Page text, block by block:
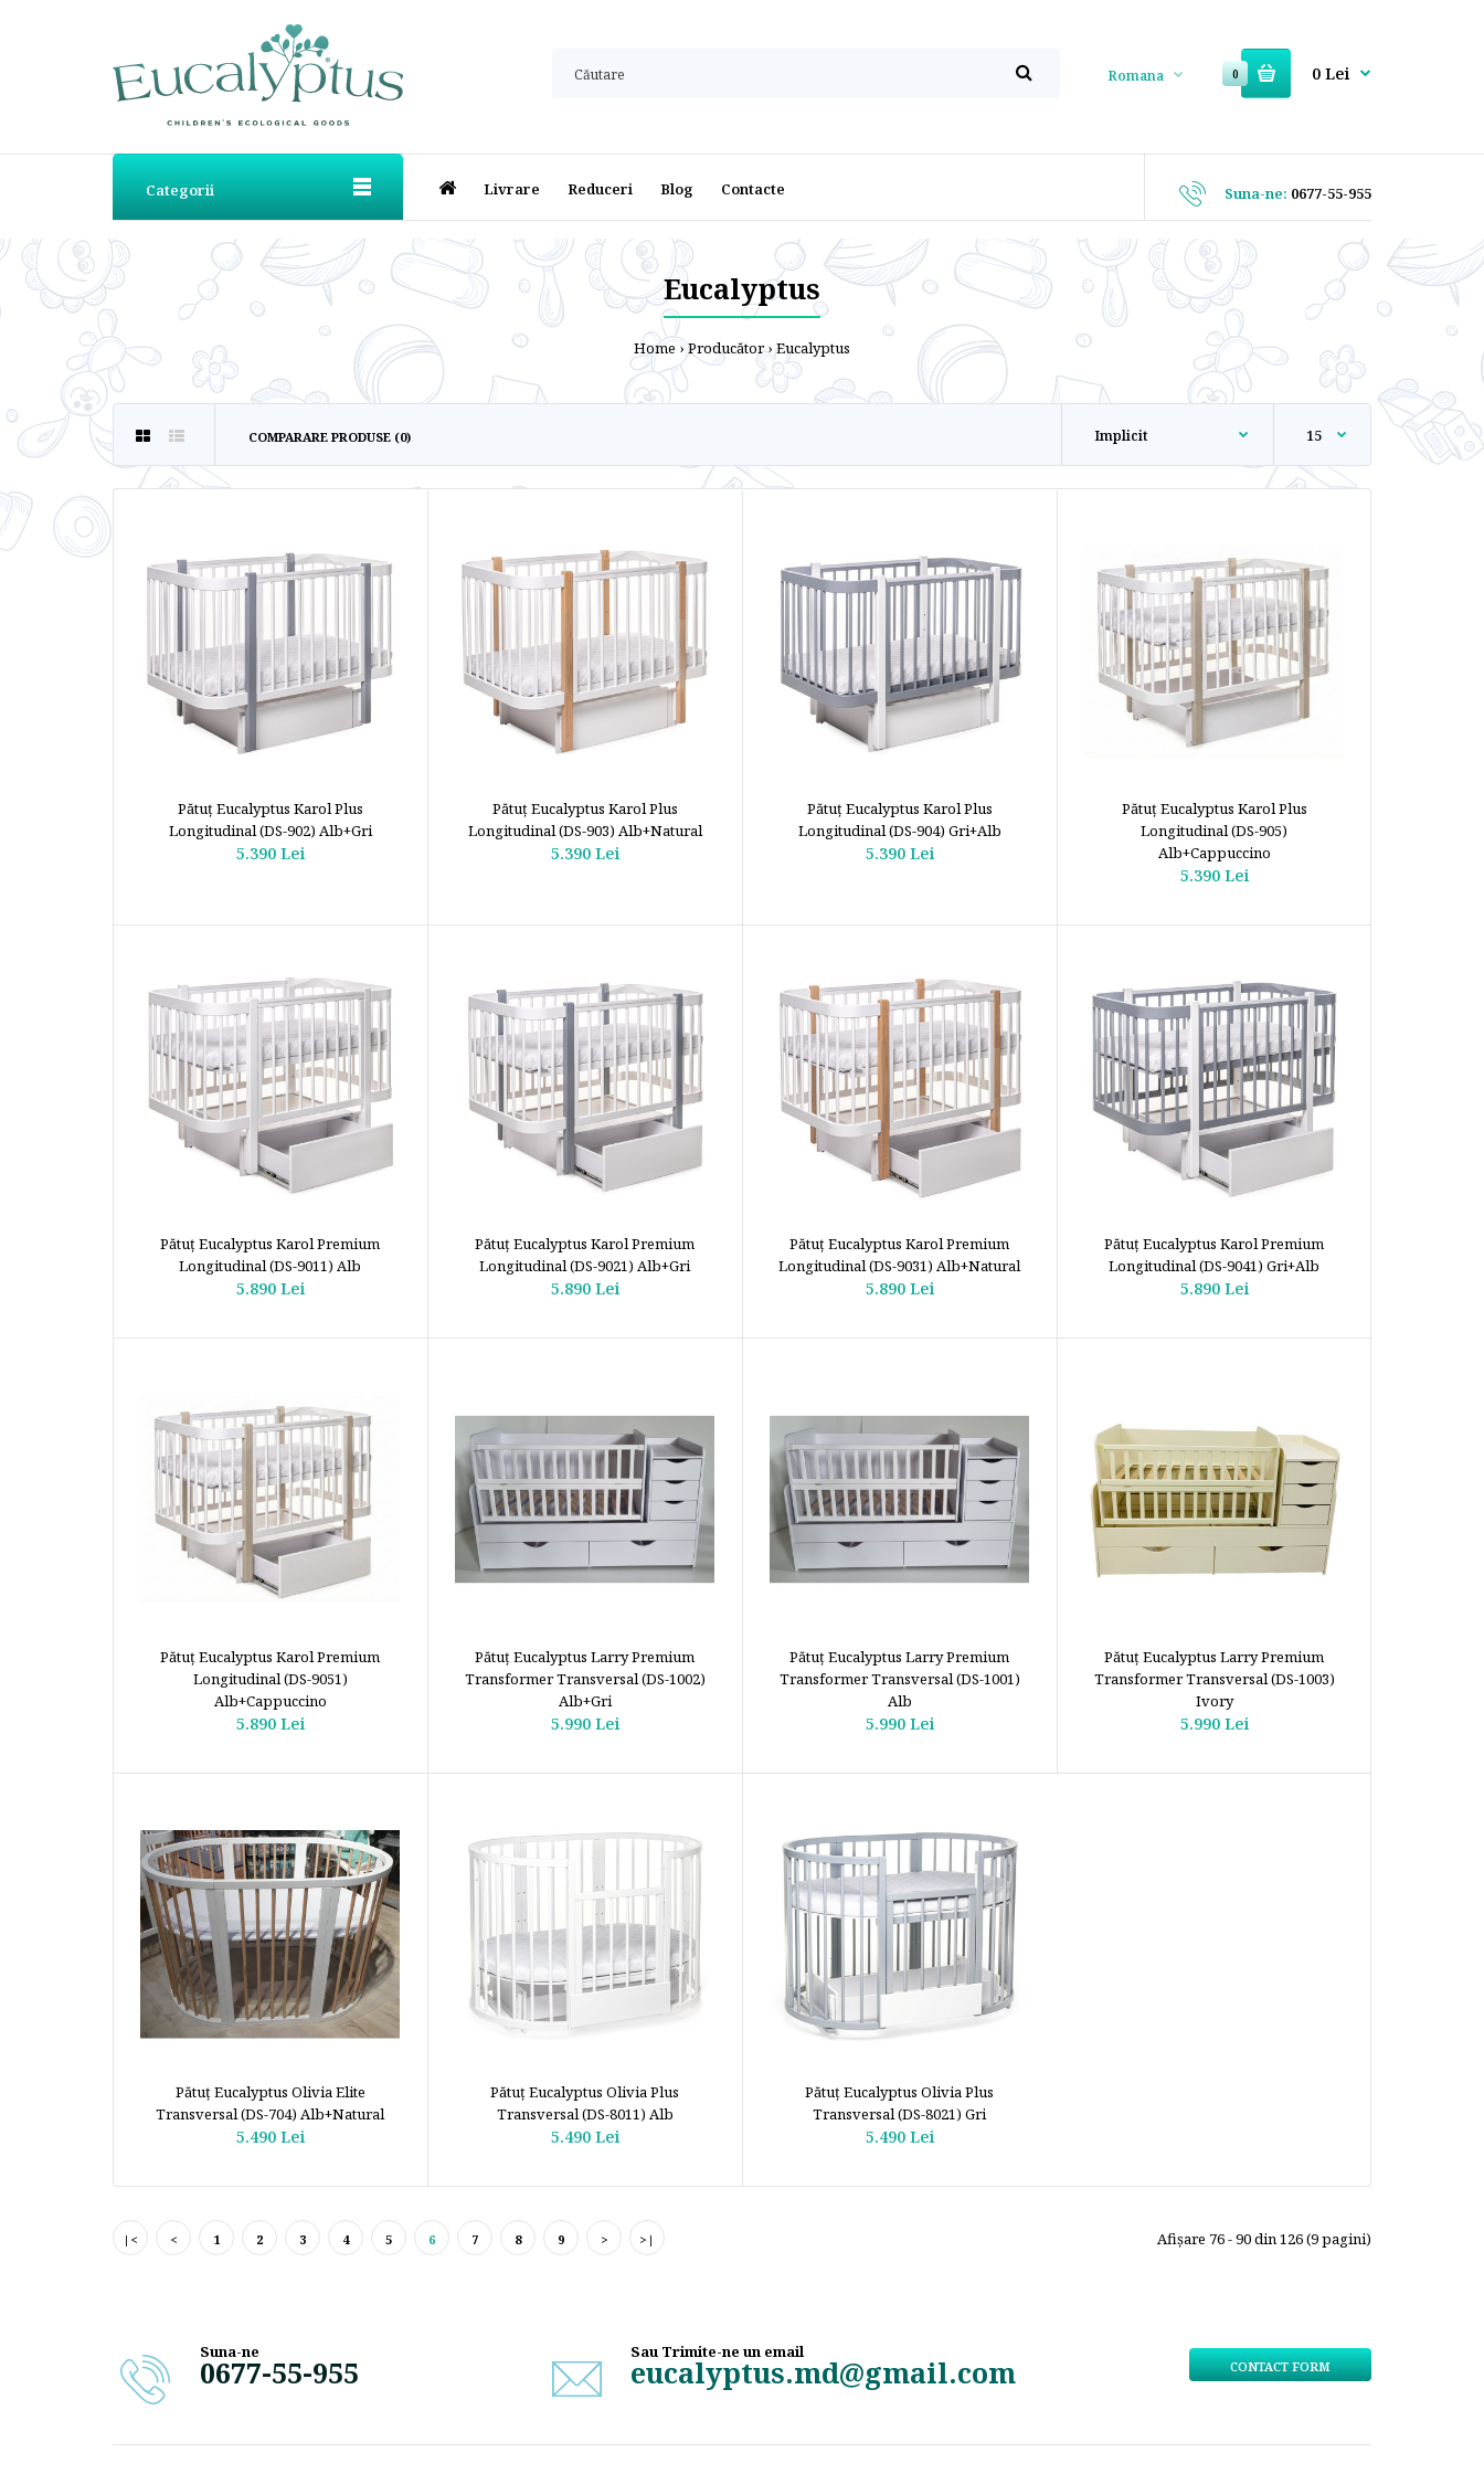
Romana 0 0 Lei
Categorii Livrare Reduceri Blog Contacte Suna-ne: 0677-55-955
Eucalyptus
Home Producător Eucalyptus
COMPARARE PRODUSE (0)
Pătuţ Eucalyptus Karol Plus
Longitudinal (DS-902) Alb+Gri
5.390 Lei
Pătuţ Eucalyptus Karol Plus
Longitudinal (DS-903) Alb+Natural
5.390 Lei
Pătuţ Eucalyptus Karol Plus
Longitudinal (DS-904) Gri+Alb
5.390 Lei
Pătuţ Eucalyptus Karol Plus
Longitudinal (DS-905)
Alb+Cappuccino
5.390 Lei
Pătuţ Eucalyptus Karol Premium
Longitudinal (DS-9011) Alb
5.890 Lei
Pătuţ Eucalyptus Karol Premium
Longitudinal (DS-9021) Alb+Gri
5.890 Lei
Pătuţ Eucalyptus Karol Premium
Longitudinal (DS-9031) Alb+Natural
5.890 Lei
Pătuţ Eucalyptus Karol Premium
Longitudinal (DS-9041) Gri+Alb
5.890 Lei
Pătuţ Eucalyptus Karol Premium
Longitudinal (DS-9051)
Alb+Cappuccino
5.890 Lei
Pătuţ Eucalyptus Larry Premium
Transformer Transversal (DS-1002)
Alb+Gri
5.990 Lei
Pătuţ Eucalyptus Larry Premium
Transformer Transversal (DS-1001)
Alb
5.990 Lei
Pătuţ Eucalyptus Larry Premium
Transformer Transversal (DS-1003)
Ivory
5.990 Lei
Pătuţ Eucalyptus Olivia Elite
Transversal (DS-704) Alb+Natural
5.490 Lei
Pătuţ Eucalyptus Olivia Plus
Transversal (DS-8011) Alb
5.490 Lei
Pătuţ Eucalyptus Olivia Plus
Transversal (DS-8021) Gri
5.490 Lei
|< < 1 2 3 4 5 6 7 8 9 > >| Afişare 76 - 90 din 126 (9 pagini)
Suna-ne
0677-55-955
Sau Trimite-ne un email
eucalyptus.md@gmail.com CONTACT FORM